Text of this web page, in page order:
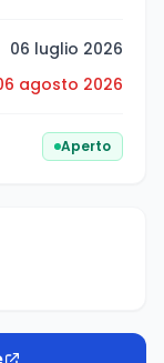
06 luglio 2026
agosto 2026
Aperto